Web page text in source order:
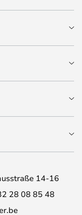
14-16
28 08 85 48